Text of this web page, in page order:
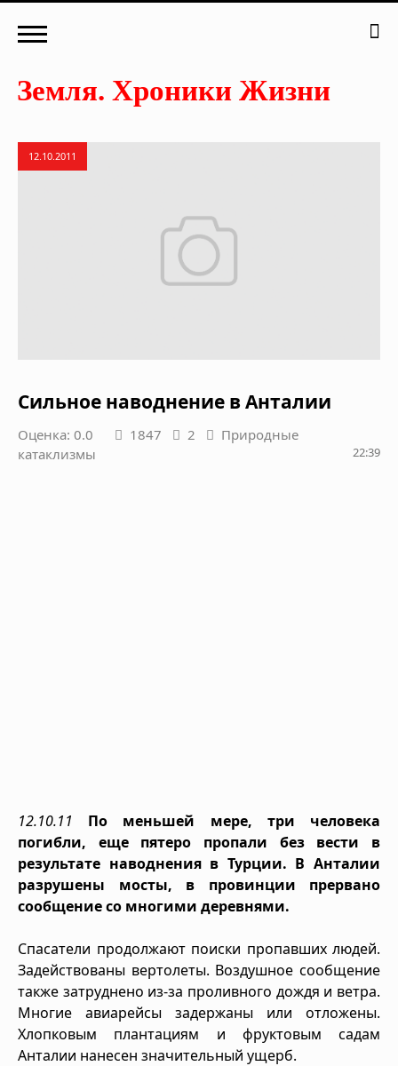
12.10.2011
Сильное наводнение в Анталии
Оценка: 0.0 1847 2
Природные
катаклизмы
22:39
12.10.11 По меньшей мере, три человека
погибли, еще пятеро пропали без вести в
результате наводнения в Турции. В Анталии
разрушены мосты, в провинции прервано
сообщение со многими деревнями.
Спасатели продолжают поиски пропавших людей.
Задействованы вертолеты. Воздушное сообщение
также затруднено из-за проливного дождя и ветра.
Многие авиарейсы задержаны или отложены.
Хлопковым плантациям и фруктовым садам
Анталии нанесен значительный ущерб.